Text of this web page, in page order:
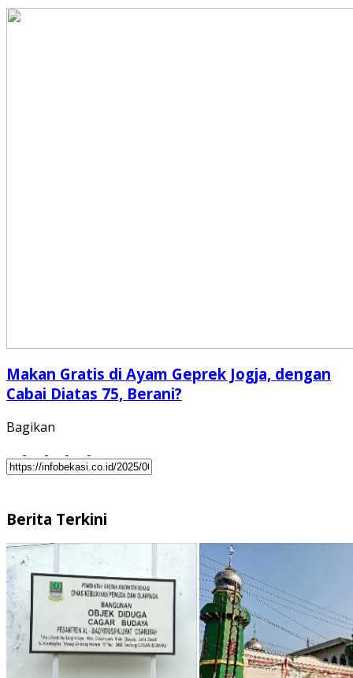
Makan Gratis di Ayam Geprek Jogja, dengan
Cabai Diatas 75, Berani?
Bagikan
Berita Terkini